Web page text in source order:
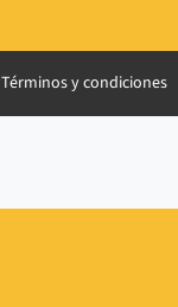
Términos y condiciones